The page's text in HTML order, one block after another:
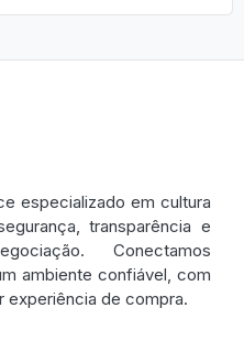
especializado em cultura
transparência e
Conectamos
ambiente confiável, com
experiência de compra.